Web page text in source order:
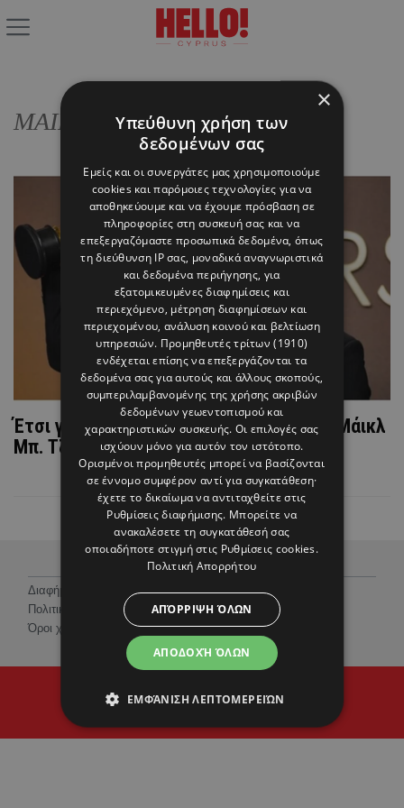
ΜΑΙΚΛ ΜΠ. ΤΖΟΡΝΤΑΝ
Έτσι γιόρτασε τη νίκη του στα Όσκαρ ο Μάικλ
Μπ. Τζόρνταν (ΒΙΝΤΕΟ)
Διαφήμιση
Πολιτική Προστασίας Προσωπικών Δεδομένων
Όροι χρήσης
Proudly developed byCantaloop
×
Υπεύθυνη χρήση των
δεδομένων σας
Εμείς και οι συνεργάτες μας χρησιμοποιούμε
cookies και παρόμοιες τεχνολογίες για να
αποθηκεύουμε και να έχουμε πρόσβαση σε
πληροφορίες στη συσκευή σας και να
επεξεργαζόμαστε προσωπικά δεδομένα, όπως
τη διεύθυνση IP σας, μοναδικά αναγνωριστικά
και δεδομένα περιήγησης, για
εξατομικευμένες διαφημίσεις και
περιεχόμενο, μέτρηση διαφημίσεων και
περιεχομένου, ανάλυση κοινού και βελτίωση
υπηρεσιών. Προμηθευτές τρίτων (1910)
ενδέχεται επίσης να επεξεργάζονται τα
δεδομένα σας για αυτούς και άλλους σκοπούς,
συμπεριλαμβανομένης της χρήσης ακριβών
δεδομένων γεωεντοπισμού και
χαρακτηριστικών συσκευής. Οι επιλογές σας
ισχύουν μόνο για αυτόν τον ιστότοπο.
Ορισμένοι προμηθευτές μπορεί να βασίζονται
σε έννομο συμφέρον αντί για συγκατάθεση·
έχετε το δικαίωμα να αντιταχθείτε στις
Ρυθμίσεις διαφήμισης. Μπορείτε να
ανακαλέσετε τη συγκατάθεσή σας
οποιαδήποτε στιγμή στις Ρυθμίσεις cookies.
Πολιτική Απορρήτου
ΑΠΟΔΟΧΉ ΌΛΩΝ
ΑΠΌΡΡΙΨΗ ΌΛΩΝ
ΕΜΦΆΝΙΣΗ ΛΕΠΤΟΜΕΡΕΙΏΝ